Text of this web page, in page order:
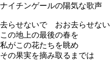
ナイチンゲールの陽気な歌声
去らせないで おお去らせな
この地上の最後の春を
私がこの花たちを眺め
その果実を摘み取るまでは